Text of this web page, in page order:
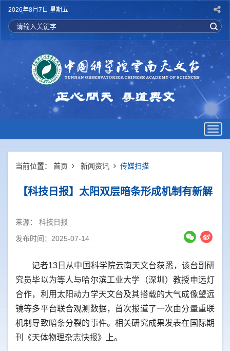
2026年8月7日 星期五
当前位置： 首页 新闻资讯 传媒扫描
【科技日报】太阳双层暗条形成机制有新解
来源： 科技日报
发布时间：2025-07-14
记者13日从中国科学院云南天文台获悉，该台副研
究员毕以为等人与哈尔滨工业大学（深圳）教授申远灯
合作，利用太阳动力学天文台及其搭载的大气成像望远
镜等多平台联合观测数据，首次报道了一次由分量重联
机制导致暗条分裂的事件。相关研究成果发表在国际期
刊《天体物理杂志快报》上。